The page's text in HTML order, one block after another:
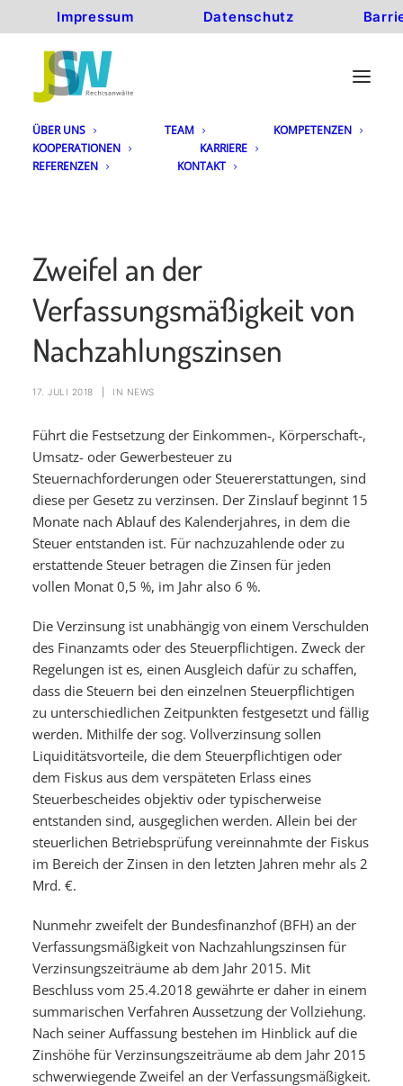
Impressum Datenschutz
ÜBER UNS TEAM
KOMPETENZEN
KOOPERATIONEN
KARRIERE
REFERENZEN
KONTAKT
Zweifel an der
Verfassungsmäßigkeit von
Nachzahlungszinsen
17. JULI 2018 IN NEWS
Führt die Festsetzung der Einkommen-, Körperschaft-,
Umsatz- oder Gewerbesteuer zu
Steuernachforderungen oder Steuererstattungen, sind
diese per Gesetz zu verzinsen. Der Zinslauf beginnt 15
Monate nach Ablauf des Kalenderjahres, in dem die
Steuer entstanden ist. Für nachzuzahlende oder zu
erstattende Steuer betragen die Zinsen für jeden
vollen Monat 0,5 %, im Jahr also 6 %.
Die Verzinsung ist unabhängig von einem Verschulden
des Finanzamts oder des Steuerpflichtigen. Zweck der
Regelungen ist es, einen Ausgleich dafür zu schaffen,
dass die Steuern bei den einzelnen Steuerpflichtigen
zu unterschiedlichen Zeitpunkten festgesetzt und fällig
werden. Mithilfe der sog. Vollverzinsung sollen
Liquiditätsvorteile, die dem Steuerpflichtigen oder
dem Fiskus aus dem verspäteten Erlass eines
Steuerbescheides objektiv oder typischerweise
entstanden sind, ausgeglichen werden. Allein bei der
steuerlichen Betriebsprüfung vereinnahmte der Fiskus
im Bereich der Zinsen in den letzten Jahren mehr als 2
Mrd. €.
Nunmehr zweifelt der Bundesfinanzhof (BFH) an der
Verfassungsmäßigkeit von Nachzahlungszinsen für
Verzinsungszeiträume ab dem Jahr 2015. Mit
Beschluss vom 25.4.2018 gewährte er daher in einem
summarischen Verfahren Aussetzung der Vollziehung.
Nach seiner Auffassung bestehen im Hinblick auf die
Zinshöhe für Verzinsungszeiträume ab dem Jahr 2015
schwerwiegende Zweifel an der Verfassungsmäßigkeit.